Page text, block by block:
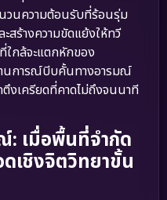
นความต้อนรับที่ร้อนรุ่ม
สร้างความขัดแย้งให้ทวี
กล้จะแตกหักของ
นการณ์บีบคั้นทางอารมณ์
งเครียดที่คาดไม่ถึงจนนาที
: เมื่อพื้นที่จำกัด
เชิงจิตวิทยาขั้น